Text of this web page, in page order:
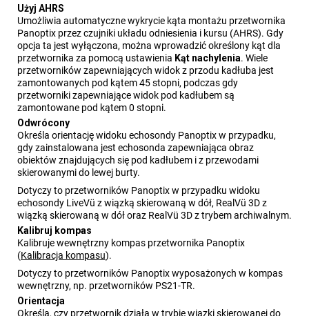
Użyj AHRS
Umożliwia automatyczne wykrycie kąta montażu przetwornika
Panoptix przez czujniki układu odniesienia i kursu (AHRS). Gdy
opcja ta jest wyłączona, można wprowadzić określony kąt dla
przetwornika za pomocą ustawienia Kąt nachylenia. Wiele
przetworników zapewniających widok z przodu kadłuba jest
zamontowanych pod kątem 45 stopni, podczas gdy
przetworniki zapewniające widok pod kadłubem są
zamontowane pod kątem 0 stopni.
Odwrócony
Określa orientację widoku echosondy Panoptix w przypadku,
gdy zainstalowana jest echosonda zapewniająca obraz
obiektów znajdujących się pod kadłubem i z przewodami
skierowanymi do lewej burty.
Dotyczy to przetworników Panoptix w przypadku widoku
echosondy LiveVü z wiązką skierowaną w dół, RealVü 3D z
wiązką skierowaną w dół oraz RealVü 3D z trybem archiwalnym.
Kalibruj kompas
Kalibruje wewnętrzny kompas przetwornika Panoptix
(Kalibracja kompasu).
Dotyczy to przetworników Panoptix wyposażonych w kompas
wewnętrzny, np. przetworników PS21-TR.
Orientacja
Określa, czy przetwornik działa w trybie wiązki skierowanej do